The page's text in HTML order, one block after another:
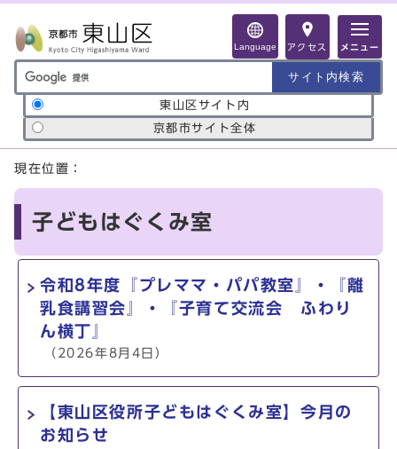
Language アクセス メニュー
サイト内検索の範囲
東山区サイト内
京都市サイト全体
ここから本文です
現在位置：
子どもはぐくみ室
令和8年度『プレママ・パパ教室』・『離
乳食講習会』・『子育て交流会 ふわり
ん横丁』
（2026年8月4日）
【東山区役所子どもはぐくみ室】今月の
お知らせ